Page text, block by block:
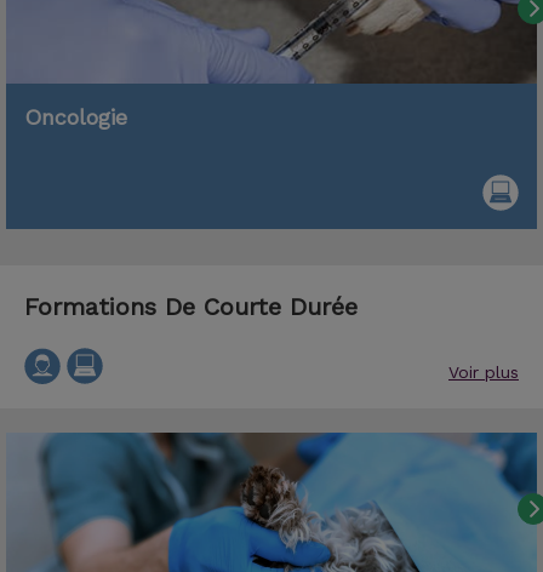
Oncologie
Formations De Courte Durée
Voir plus